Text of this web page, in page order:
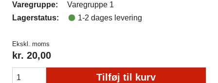
Varegruppe:
Varegruppe 1
Lagerstatus:
1-2 dages levering
Ekskl. moms
kr. 20,00
Tilføj til kurv